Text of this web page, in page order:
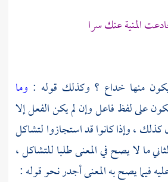
المنية عنك سرا
يكون منها خداع ؟ وكذلك قوله : وما
على لفظ فاعل وإن لم يكن الفعل إلا
، وإذا كانوا قد استجازوا لتشاكل
ما لا يصح في المعنى طلبا للتشاكل ،
فيما يصح به المعنى أجدر نحو قوله :